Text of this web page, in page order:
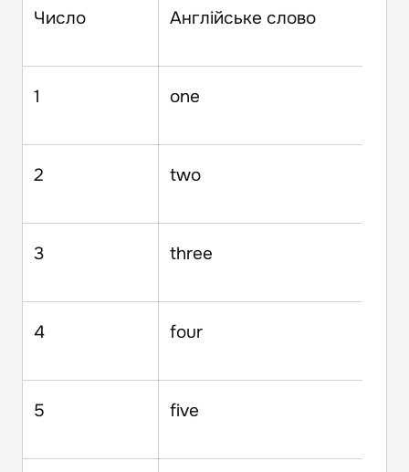
Число Англійське слово
1 one
2 two
3 three
4 four
5 five